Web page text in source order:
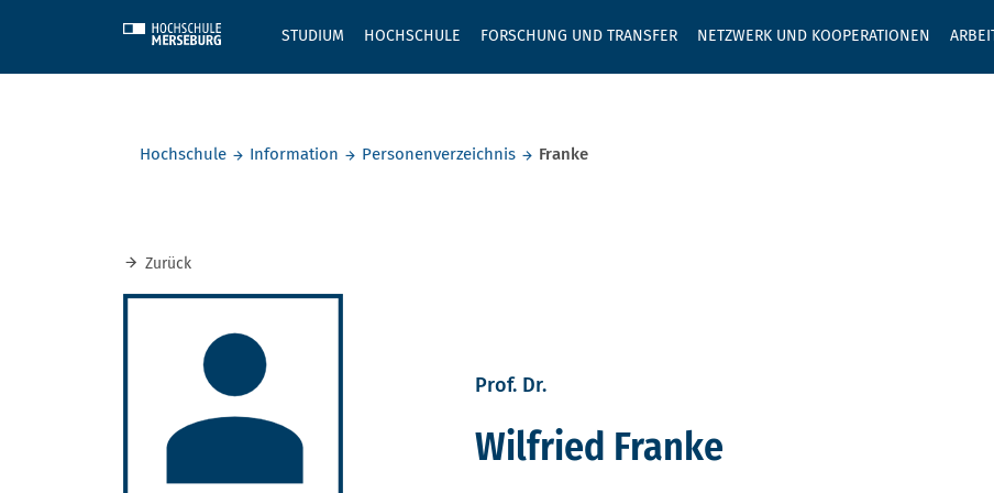
STUDIUM HOCHSCHULE FORSCHUNG UND TRANSFER NETZWERK UND KOOPERATIONEN
GEBEN SIE
Hochschule
Information Personenverzeichnis Franke
Zurück
Prof. Dr.
Wilfried Franke